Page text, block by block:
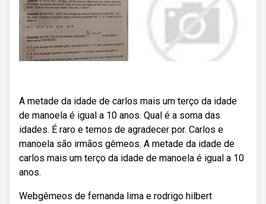
A metade da idade de carlos mais um terço da idade
de manoela é igual a 10 anos. Qual é a soma das
idades. É raro e temos de agradecer por. Carlos e
manoela são irmãos gêmeos. A metade da idade de
carlos mais um terço da idade de manoela é igual a 10
anos.
Webgêmeos de fernanda lima e rodrigo hilbert